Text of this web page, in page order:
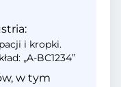
i kropki.
„A-BC1234”
w tym